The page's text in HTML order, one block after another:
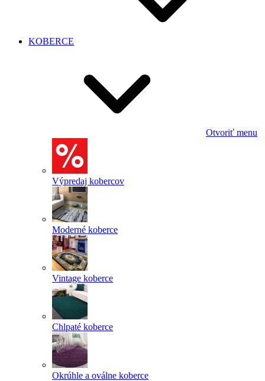
KOBERCE
Otvoriť menu
Výpredaj kobercov
Moderné koberce
Vintage koberce
Chlpaté koberce
Okrúhle a oválne koberce